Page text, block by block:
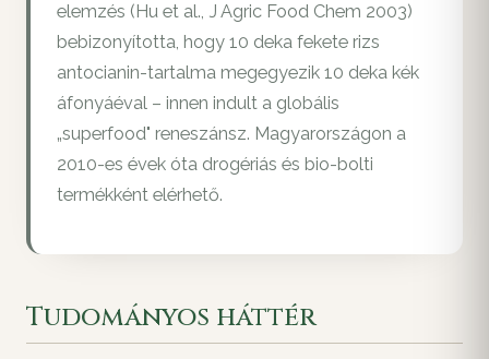
elemzés (Hu et al., J Agric Food Chem 2003)
bebizonyította, hogy 10 deka fekete rizs
antocianin-tartalma megegyezik 10 deka kék
áfonyáéval – innen indult a globális
„superfood" reneszánsz. Magyarországon a
2010-es évek óta drogériás és bio-bolti
termékként elérhető.
Tudományos háttér